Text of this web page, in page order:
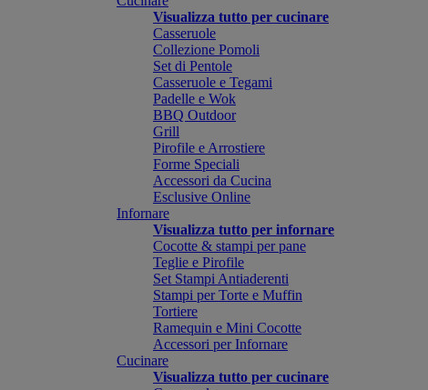
Visualizza tutto per cucinare
Casseruole
Collezione Pomoli
Set di Pentole
Casseruole e Tegami
Padelle e Wok
BBQ Outdoor
Grill
Pirofile e Arrostiere
Forme Speciali
Accessori da Cucina
Esclusive Online
Infornare
Visualizza tutto per infornare
Cocotte & stampi per pane
Teglie e Pirofile
Set Stampi Antiaderenti
Stampi per Torte e Muffin
Tortiere
Ramequin e Mini Cocotte
Accessori per Infornare
Cucinare
Visualizza tutto per cucinare